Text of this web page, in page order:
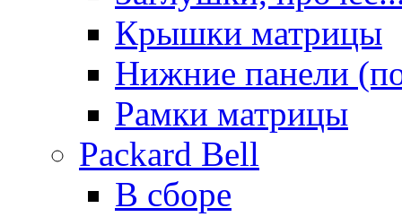
Крышки матрицы
Нижние панели
Рамки матрицы
Packard Bell
В сборе